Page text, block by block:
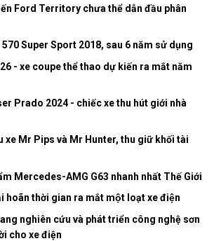
Ford Territory chưa thể dẫn đầu phân
Super Sport 2018, sau 6 năm sử dụng
- xe coupe thể thao dự kiến ra mắt năm
Prado 2024 - chiếc xe thu hút giới nhà
xe Mr Pips và Mr Hunter, thu giữ khối tài
Mercedes-AMG G63 nhanh nhất Thế Giới
hoãn thời gian ra mắt một loạt xe điện
nghiên cứu và phát triển công nghệ sơn
cho xe điện